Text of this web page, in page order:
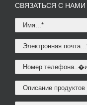
СВЯЗАТЬСЯ С НАМИ